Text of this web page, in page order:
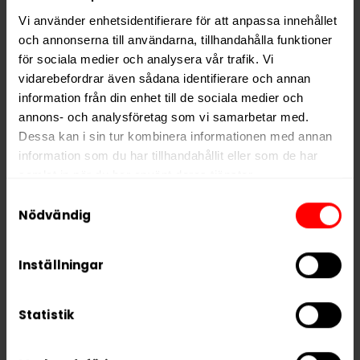
Vi använder enhetsidentifierare för att anpassa innehållet
och annonserna till användarna, tillhandahålla funktioner
för sociala medier och analysera vår trafik. Vi
vidarebefordrar även sådana identifierare och annan
information från din enhet till de sociala medier och
annons- och analysföretag som vi samarbetar med.
Dessa kan i sin tur kombinera informationen med annan
information som du har tillhandahållit eller som de har
We work with
who may receive and
Nödvändig
Inställningar
Statistik
Tjeckien och passar dig som vill ha ett fruktigt all
white-alternativ med balanserad nikotinnivå.
Hitta alla produkter från GOAT
Alla produkter med smakenBär
Format
Nikotin per gram